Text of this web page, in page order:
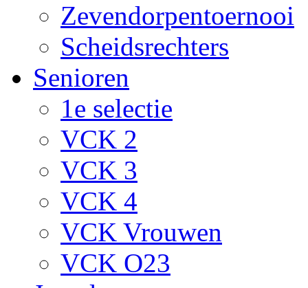
Zevendorpentoernooi
Scheidsrechters
Senioren
1e selectie
VCK 2
VCK 3
VCK 4
VCK Vrouwen
VCK O23